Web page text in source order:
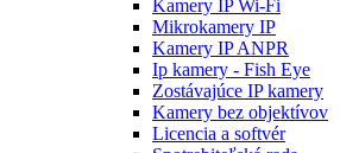
Kamery IP Wi-Fi
Mikrokamery IP
Kamery IP ANPR
Ip kamery - Fish Eye
Zostávajúce IP kamery
Kamery bez objektívov
Licencia a softvér